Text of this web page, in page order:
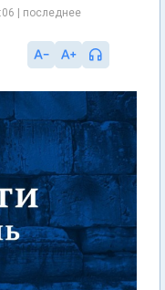
| последнее